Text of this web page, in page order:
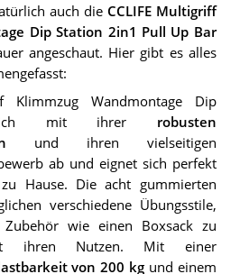
auch die CCLIFE Multigriff
Dip Station 2in1 Pull Up Bar
angeschaut. Hier gibt es alles
Klimmzug Wandmontage Dip
mit ihrer robusten
und ihren vielseitigen
ab und eignet sich perfekt
Hause. Die acht gummierten
verschiedene Übungsstile,
wie einen Boxsack zu
ihren Nutzen. Mit einer
von 200 kg und einem